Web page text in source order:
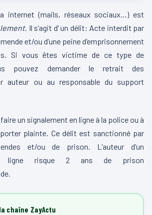
internet (mails, réseaux sociaux…) est
. Il s’agit d’ un délit: Acte interdit par
et/ou d’une peine d’emprisonnement
. Si vous êtes victime de ce type de
pouvez demander le retrait des
auteur ou au responsable du support
un signalement en ligne à la police ou à
plainte. Ce délit est sanctionné par
et/ou de prison. L’auteur d’un
ligne risque 2 ans de prison
chaîne ZayActu